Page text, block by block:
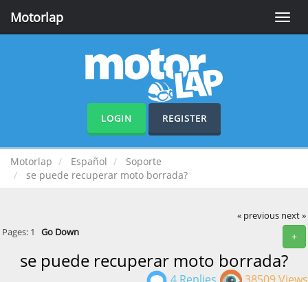
Toggle
Motorlap
LOGIN REGISTER
Motorlap Español
Soporte
se puede recuperar moto borrada?
« previous next »
+
Pages: 1 Go Down
se puede recuperar moto borrada?